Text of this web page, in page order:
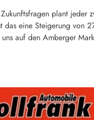
plant jeder
eine Steigerung von
auf den Amberger